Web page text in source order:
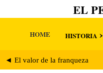
EL
HOME HISTORIA
◄ El valor de la franqueza